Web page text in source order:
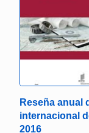
Reseña anual
internacional
2016